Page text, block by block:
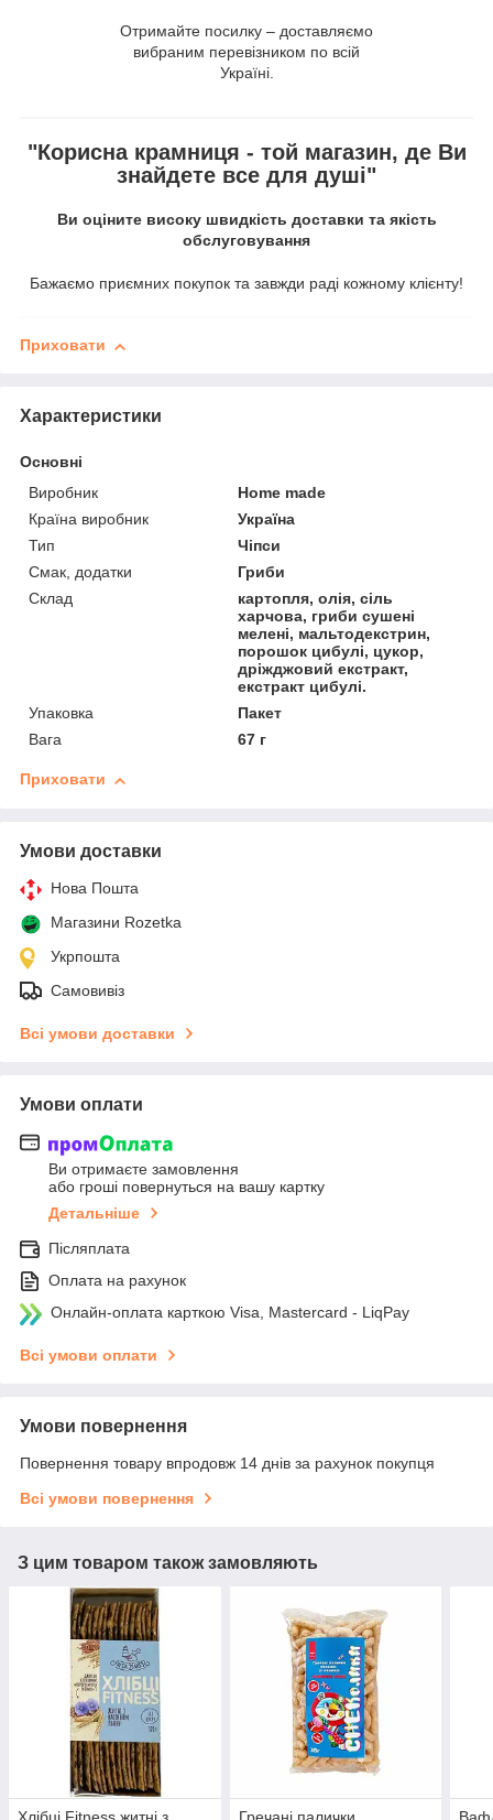
Отримайте посилку – доставляємо
вибраним перевізником по всій
Україні.
"Корисна крамниця - той магазин, де Ви
знайдете все для душі"
Ви оціните високу швидкість доставки та якість
обслуговування
Бажаємо приємних покупок та завжди раді кожному клієнту!
Приховати
Характеристики
Основні
Виробник
Home made
Країна виробник
Україна
Тип
Чіпси
Смак, додатки
Гриби
Склад
картопля, олія, сіль
харчова, гриби сушені
мелені, мальтодекстрин,
порошок цибулі, цукор,
дріжджовий екстракт,
екстракт цибулі.
Упаковка
Пакет
Вага
67 г
Приховати
Умови доставки
Нова Пошта
Магазини Rozetka
Укрпошта
Самовивіз
Всі умови доставки
Умови оплати
Ви отримаєте замовлення
або гроші повернуться на вашу картку
Детальніше
Післяплата
Оплата на рахунок
Онлайн-оплата карткою Visa, Mastercard - LiqPay
Всі умови оплати
Умови повернення
Повернення товару впродовж 14 днів за рахунок покупця
Всі умови повернення
З цим товаром також замовляють